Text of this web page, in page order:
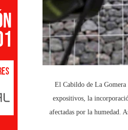
El Cabildo de La Gomera
expositivos, la
afectadas por la humedad.